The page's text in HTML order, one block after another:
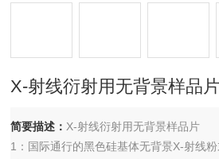
X-射线衍射用无背景样品片
简要描述： X-射线衍射用无背景样品片
1：国际通行的黑色硅基体无背景X-射线